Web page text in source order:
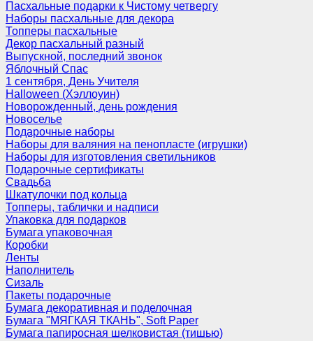
Пасхальные подарки к Чистому четвергу
Наборы пасхальные для декора
Топперы пасхальные
Декор пасхальный разный
Выпускной, последний звонок
Яблочный Спас
1 сентября, День Учителя
Halloween (Хэллоуин)
Новорожденный, день рождения
Новоселье
Подарочные наборы
Наборы для валяния на пенопласте (игрушки)
Наборы для изготовления светильников
Подарочные сертификаты
Свадьба
Шкатулочки под кольца
Топперы, таблички и надписи
Упаковка для подарков
Бумага упаковочная
Коробки
Ленты
Наполнитель
Сизаль
Пакеты подарочные
Бумага декоративная и поделочная
Бумага "МЯГКАЯ ТКАНЬ", Soft Paper
Бумага папиросная шелковистая (тишью)